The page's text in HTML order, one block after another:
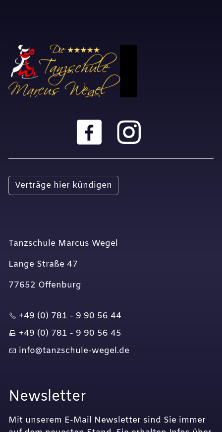
Verträge hier kündigen
Tanzschule Marcus Wegel
Lange Straße 47
77652 Offenburg
+49 (0) 781 - 9 90 56 44
+49 (0) 781 - 9 90 56 45
nf
t nzsch l -w g l d
Newsletter
Mit unserem E-Mail Newsletter sind Sie immer